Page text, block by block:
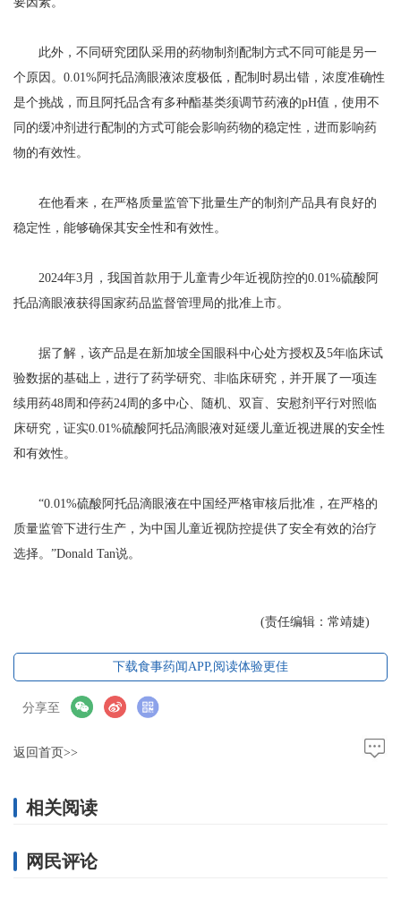
此外，不同研究团队采用的药物制剂配制方式不同可能是另一
个原因。0.01%阿托品滴眼液浓度极低，配制时易出错，浓度准确性
是个挑战，而且阿托品含有多种酯基类须调节药液的pH值，使用不
同的缓冲剂进行配制的方式可能会影响药物的稳定性，进而影响药
物的有效性。
在他看来，在严格质量监管下批量生产的制剂产品具有良好的
稳定性，能够确保其安全性和有效性。
2024年3月，我国首款用于儿童青少年近视防控的0.01%硫酸阿
托品滴眼液获得国家药品监督管理局的批准上市。
据了解，该产品是在新加坡全国眼科中心处方授权及5年临床试
验数据的基础上，进行了药学研究、非临床研究，并开展了一项连
续用药48周和停药24周的多中心、随机、双盲、安慰剂平行对照临
床研究，证实0.01%硫酸阿托品滴眼液对延缓儿童近视进展的安全性
和有效性。
“0.01%硫酸阿托品滴眼液在中国经严格审核后批准，在严格的
质量监管下进行生产，为中国儿童近视防控提供了安全有效的治疗
选择。”Donald Tan说。
(责任编辑：常靖婕)
下载食事药闻APP,阅读体验更佳
分享至
返回首页>>
相关阅读
网民评论